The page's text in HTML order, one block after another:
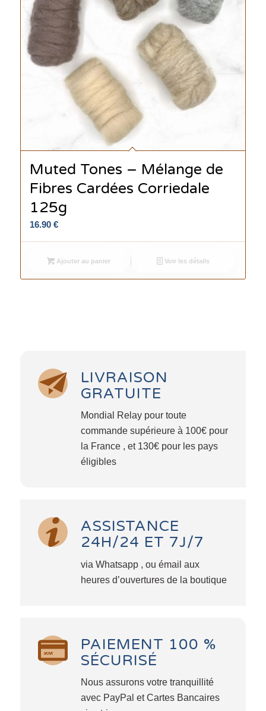
Muted Tones – Mélange de
Fibres Cardées Corriedale
125g
16.90 €
Ajouter au panier Voir les détails
LIVRAISON
GRATUITE
Mondial Relay pour toute
commande supérieure à 100€ pour
la France , et 130€ pour les pays
éligibles
ASSISTANCE
24H/24 ET 7J/7
via Whatsapp , ou émail aux
heures d’ouvertures de la boutique
PAIEMENT 100 %
SÉCURISÉ
Nous assurons votre tranquillité
avec PayPal et Cartes Bancaires